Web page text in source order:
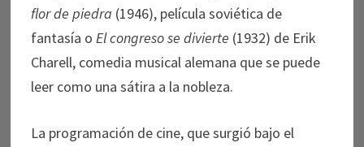
flor de piedra (1946), película soviética de
fantasía o El congreso se divierte (1932) de Erik
Charell, comedia musical alemana que se puede
leer como una sátira a la nobleza.
La programación de cine, que surgió bajo el